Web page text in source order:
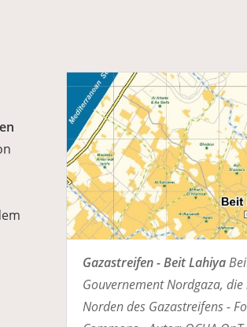
Gazastreifen - Beit Lahiya
Gouvernement Nordgaza,
Norden des Gazastreifens -